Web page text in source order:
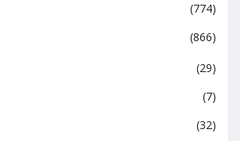
(774)
(866)
(29)
(7)
(32)